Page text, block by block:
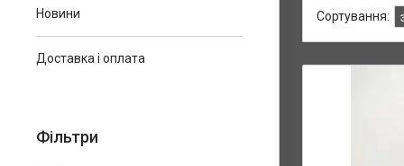
Новини
Доставка і оплата
Фільтри